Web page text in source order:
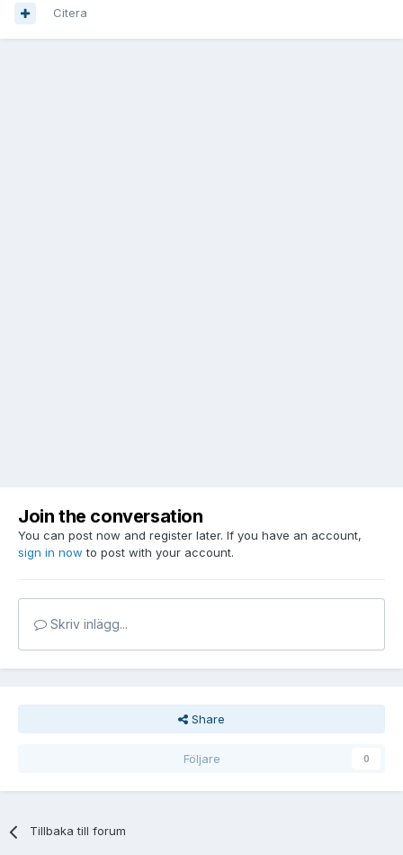
Citera
Join the conversation
You can post now and register later. If you have an account,
sign in now to post with your account.
Skriv inlägg...
Share
Följare 0
Tillbaka till forum